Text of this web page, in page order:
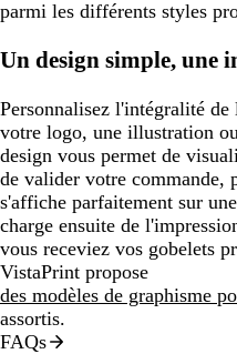
parmi les différents styles
Un design simple, une
Personnalisez l'intégralité
votre logo, une illustration
design vous permet de
de valider votre commande,
s'affiche parfaitement sur
charge ensuite de
vous receviez vos gobelets
VistaPrint propose
des modèles de graphisme
assortis.
FAQs